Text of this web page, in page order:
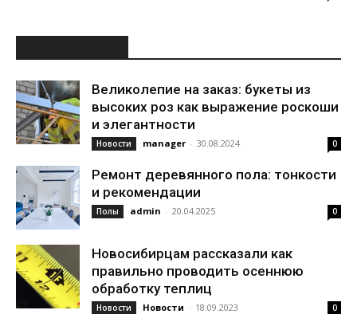
Великолепие на заказ: букеты из
высоких роз как выражение роскоши
и элегантности
Новости manager - 30.08.2024 0
Ремонт деревянного пола: тонкости
и рекомендации
Полы admin - 20.04.2025 0
Новосибирцам рассказали как
правильно проводить осеннюю
обработку теплиц
Новости Новости - 18.09.2023 0